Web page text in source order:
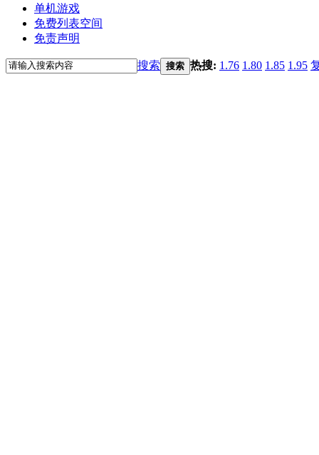
单机游戏
免费列表空间
免责声明
搜索 搜索 热搜: 1.76 1.80 1.85 1.95